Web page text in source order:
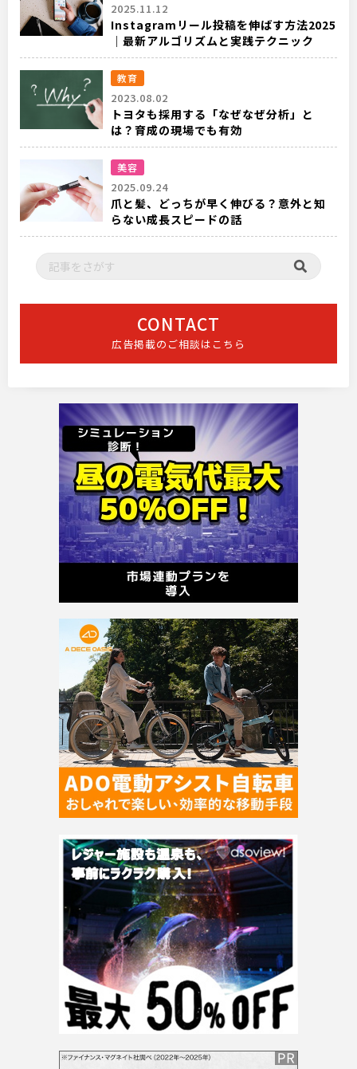
2025.11.12
Instagramリール投稿を伸ばす方法2025
｜最新アルゴリズムと実践テクニック
教育
2023.08.02
トヨタも採用する「なぜなぜ分析」と
は？育成の現場でも有効
美容
2025.09.24
爪と髪、どっちが早く伸びる？意外と知
らない成長スピードの話
CONTACT
広告掲載のご相談はこちら